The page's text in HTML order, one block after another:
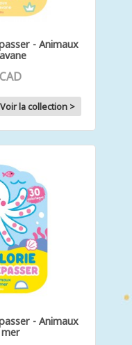
- Animaux
Voir la collection >
- Animaux